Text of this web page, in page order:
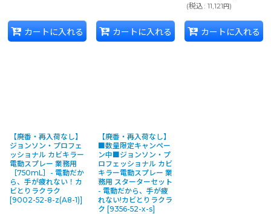
カートに入れる カートに入れる
(税込: 11,121円)
カートに入れる
【廃番・再入荷なし】
ジョンソン・プロフェ
ッショナル カビキラー
電動スプレー 業務用
［750mL］- 電動だか
ら、手が疲れない！カ
ビとりラクラク
[9002-52-8-z(A8-1)]
【廃番・再入荷なし】
■数量限定キャンペー
ン中■ジョンソン・プ
ロフェッショナル カビ
キラー電動スプレー 業
務用 スターターセット
- 電動だから、手が疲
れない!カビとりラクラ
ク [9356-52-x-s]